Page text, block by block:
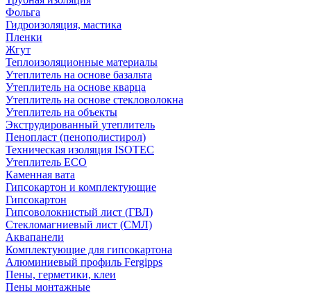
Фольга
Гидроизоляция, мастика
Пленки
Жгут
Теплоизоляционные материалы
Утеплитель на основе базальта
Утеплитель на основе кварца
Утеплитель на основе стекловолокна
Утеплитель на объекты
Экструдированный утеплитель
Пенопласт (пенополистирол)
Техническая изоляция ISOTEC
Утеплитель ECO
Каменная вата
Гипсокартон и комплектующие
Гипсокартон
Гипсоволокнистый лист (ГВЛ)
Стекломагниевый лист (СМЛ)
Аквапанели
Комплектующие для гипсокартона
Алюминиевый профиль Fergipps
Пены, герметики, клеи
Пены монтажные